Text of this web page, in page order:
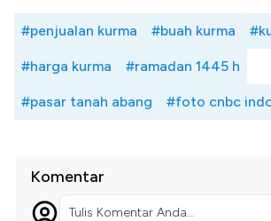
#penjualan kurma #buah kurma
#harga kurma #ramadan 1445 h
#pasar tanah abang #foto cnbc
Komentar
Tulis Komentar Anda...